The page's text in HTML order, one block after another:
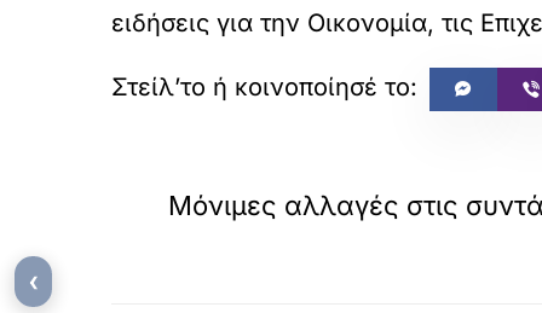
ειδήσεις για την Οικονομία, τις
Μόνιμες αλλαγές στις
‹